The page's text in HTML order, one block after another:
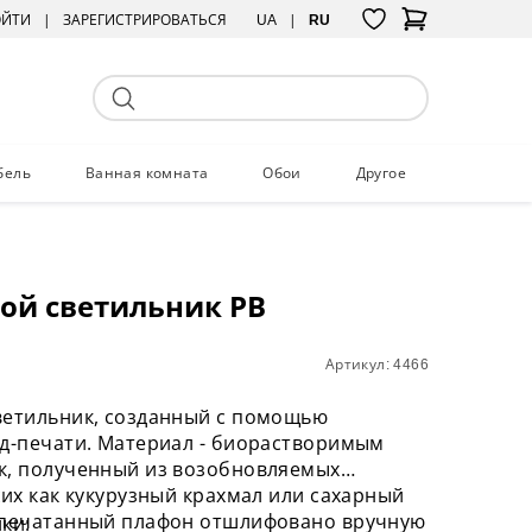
ЗАРЕГИСТРИРОВАТЬСЯ UA RU
Ванная комната Обои Другое
светильник PB
Артикул: 4466
созданный с помощью
печати. Материал - биорастворимым
полученный из возобновляемых
как кукурузный крахмал или сахарный
плафон отшлифовано вручную